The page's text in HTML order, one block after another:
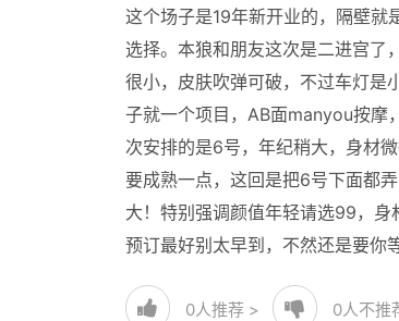
这个场子是19年新开业的，隔壁
选择。本狼和朋友这次是二进宫了
很小，皮肤吹弹可破，不过车灯是
子就一个项目，AB面manyou按摩
次安排的是6号，年纪稍大，身材
要成熟一点，这回是把6号下面都
大！特别强调颜值年轻请选99，
预订最好别太早到，不然还是要你
0人推荐 > 0人不推